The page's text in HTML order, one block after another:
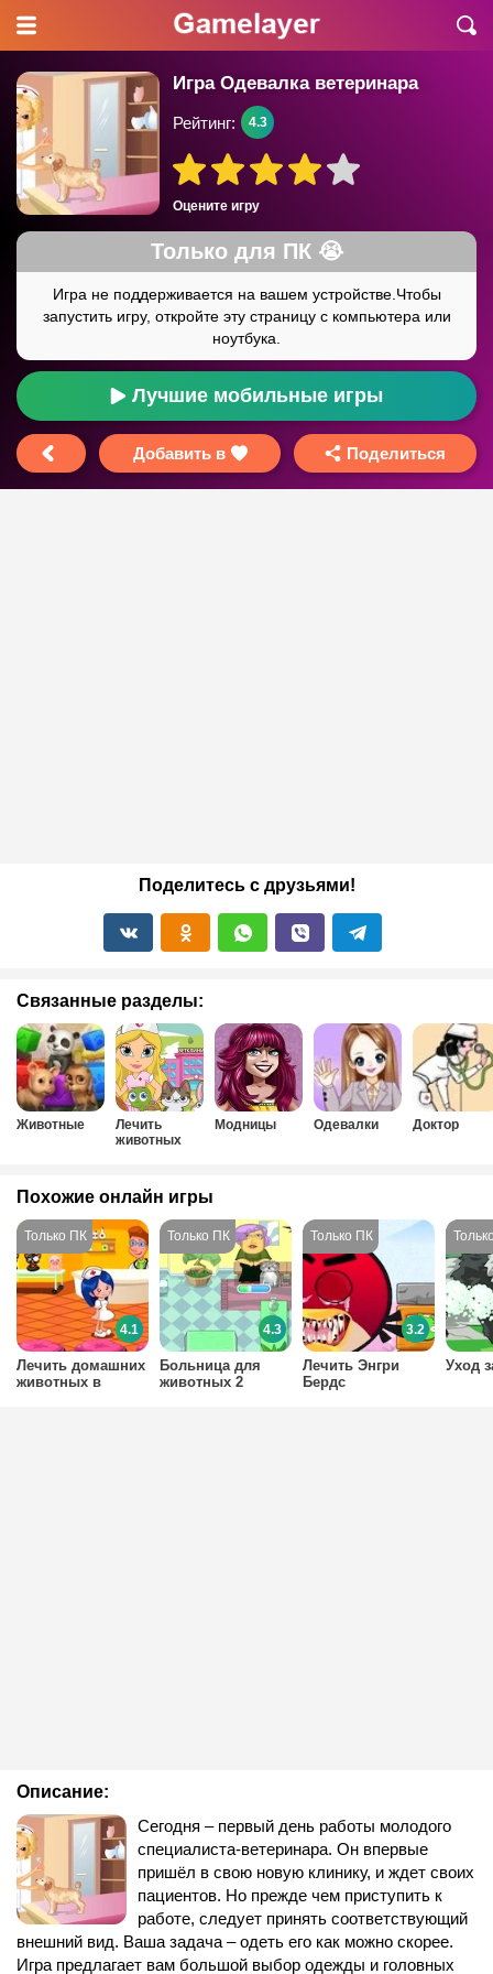
Игра Одевалка ветеринара
Оцените игру
Рейтинг: 4.3
Лучшие мобильные игры
Добавить в Поделиться
Поделитесь с друзьями!
Связанные разделы:
Животные
Лечить
животных
Модницы Одевалки Доктор
Описание:
Сегодня – первый день работы молодого
специалиста-ветеринара. Он впервые
пришёл в свою новую клинику, и ждет своих
пациентов. Но прежде чем приступить к
работе, следует принять соответствующий
внешний вид. Ваша задача – одеть его как можно скорее.
Игра предлагает вам большой выбор одежды и головных
Похожие онлайн игры
Лечить домашних
животных в
4.1
Больница для
животных 2
4.3
Лечить Энгри
Бердс
3.2
Уход